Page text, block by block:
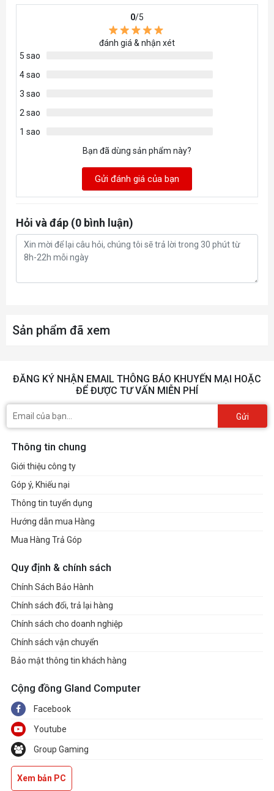
Số khe cắm 2
64GB
VGA
No
Keyboard Backlight Keyboard (Single-Color, White)
Audio 2x2W Speaker
Giao tiếp không dây 802.11 ax Wi-Fi 6 + Bluetooth v5.1
Cổng giao tiếp
Pin
Kích thước (rộng x
Cân nặng
Phụ kiện đi kèm
0/5
đánh giá & nhận xét
5 sao
4 sao
3 sao
2 sao
1 sao
Bạn đã dùng sản phẩm này?
Gửi đánh giá của bạn
Hỏi và đáp (0 bình luận)
Sản phẩm đã xem
ĐĂNG KÝ NHẬN EMAIL THÔNG BÁO KHUYẾN MẠI HOẶC
ĐỂ ĐƯỢC TƯ VẤN MIỄN PHÍ
Gửi
Thông tin chung
Giới thiệu công ty
Góp ý, Khiếu nại
Thông tin tuyển dụng
Hướng dẫn mua Hàng
Mua Hàng Trả Góp
Quy định & chính sách
Chính Sách Bảo Hành
Chính sách đổi, trả lại hàng
Chính sách cho doanh nghiệp
Chính sách vận chuyển
Bảo mật thông tin khách hàng
Cộng đồng Gland Computer
Facebook
Youtube
Group Gaming
Xem bản PC